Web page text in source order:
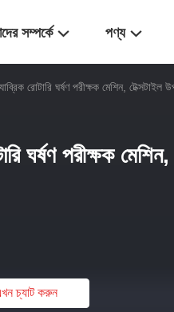
সম্পর্কে পণ্য
রোটারি ঘর্ষণ পরীক্ষক মেশিন, টেক্সটাইল
ঘর্ষণ পরীক্ষক মেশিন,
চ্যাট করুন